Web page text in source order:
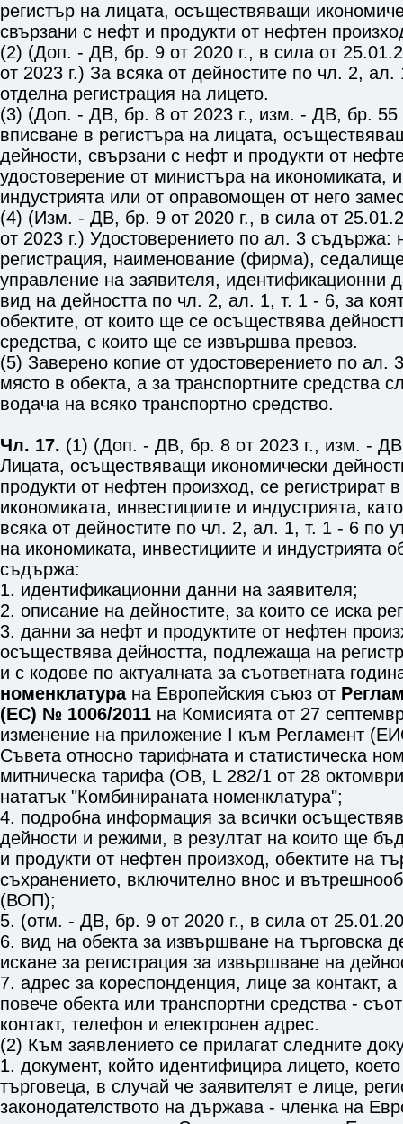
регистър на лицата, осъществяващи
свързани с нефт и продукти от нефтен
(2) (Доп. - ДВ, бр. 9 от 2020 г., в сила от
от 2023 г.) За всяка от дейностите по чл. 2, ал.
отделна регистрация на лицето.
(3) (Доп. - ДВ, бр. 8 от 2023 г., изм. - ДВ, бр. 55
вписване в регистъра на лицата,
дейности, свързани с нефт и продукти от
удостоверение от министъра на икономиката,
индустрията или от оправомощен от него
(4) (Изм. - ДВ, бр. 9 от 2020 г., в сила от
от 2023 г.) Удостоверението по ал. 3 съдържа:
регистрация, наименование (фирма),
управление на заявителя, идентификационни
вид на дейността по чл. 2, ал. 1, т. 1 - 6, за
обектите, от които ще се осъществява
средства, с които ще се извършва превоз.
(5) Заверено копие от удостоверението по ал.
място в обекта, а за транспортните средства
водача на всяко транспортно средство.
Чл. 17. (1) (Доп. - ДВ, бр. 8 от 2023 г., изм. -
Лицата, осъществяващи икономически
продукти от нефтен произход, се регистрират
икономиката, инвестициите и индустрията,
всяка от дейностите по чл. 2, ал. 1, т. 1 - 6 по
на икономиката, инвестициите и индустрията
съдържа:
1. идентификационни данни на заявителя;
2. описание на дейностите, за които се иска
3. данни за нефт и продуктите от нефтен
осъществява дейността, подлежаща на
и с кодове по актуалната за съответната
номенклатурана Европейския съюз от
(ЕС) № 1006/2011 на Комисията от 27
изменение на приложение I към Регламент
Съвета относно тарифната и статистическа
митническа тарифа (ОВ, L 282/1 от 28
нататък "Комбинираната номенклатура";
4. подробна информация за всички
дейности и режими, в резултат на които ще
и продукти от нефтен произход, обектите на
съхранението, включително внос и
(ВОП);
5. (отм. - ДВ, бр. 9 от 2020 г., в сила от
6. вид на обекта за извършване на търговска
искане за регистрация за извършване на
7. адрес за кореспонденция, лице за контакт,
повече обекта или транспортни средства -
контакт, телефон и електронен адрес.
(2) Към заявлението се прилагат следните
1. документ, който идентифицира лицето,
търговеца, в случай че заявителят е лице,
законодателството на държава - членка на